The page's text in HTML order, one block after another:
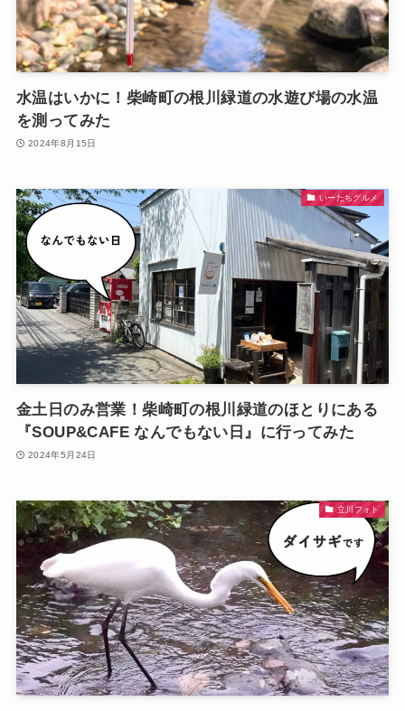
水温はいかに！柴崎町の根川緑道の水遊び場の水温
を測ってみた
2024年8月15日
いーたちグルメ
金土日のみ営業！柴崎町の根川緑道のほとりにある
『SOUP&CAFE なんでもない日』に行ってみた
2024年5月24日
立川フォト